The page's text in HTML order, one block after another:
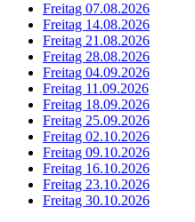
Freitag 07.08.2026
Freitag 14.08.2026
Freitag 21.08.2026
Freitag 28.08.2026
Freitag 04.09.2026
Freitag 11.09.2026
Freitag 18.09.2026
Freitag 25.09.2026
Freitag 02.10.2026
Freitag 09.10.2026
Freitag 16.10.2026
Freitag 23.10.2026
Freitag 30.10.2026